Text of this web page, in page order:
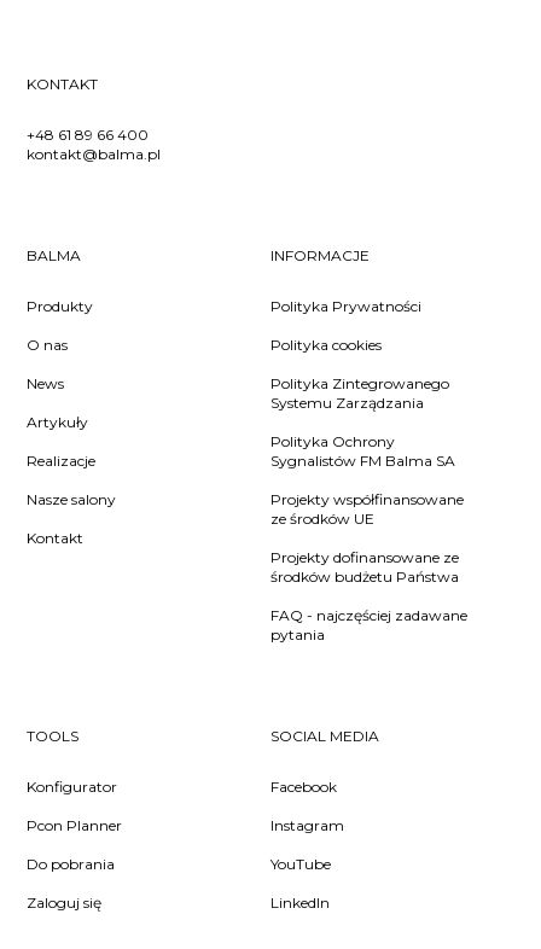
KONTAKT
+48 61 89 66 400
kontakt@balma.pl
BALMA
Produkty
O nas
News
Artykuły
Realizacje
Nasze salony
Kontakt
INFORMACJE
Polityka Prywatności
Polityka cookies
Polityka Zintegrowanego
Systemu Zarządzania
Polityka Ochrony
Sygnalistów FM Balma SA
Projekty współfinansowane
ze środków UE
Projekty dofinansowane ze
środków budżetu Państwa
FAQ - najczęściej zadawane
pytania
TOOLS
Konfigurator
Pcon Planner
Do pobrania
Zaloguj się
SOCIAL MEDIA
Facebook
Instagram
YouTube
LinkedIn